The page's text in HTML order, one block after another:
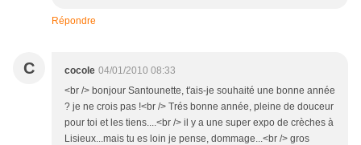
Répondre
C cocole 04/01/2010 08:33
<br /> bonjour Santounette, t'ais-je souhaité une bonne année
? je ne crois pas !<br /> Trés bonne année, pleine de douceur
pour toi et les tiens....<br /> il y a une super expo de crèches à
Lisieux...mais tu es loin je pense, dommage...<br /> gros